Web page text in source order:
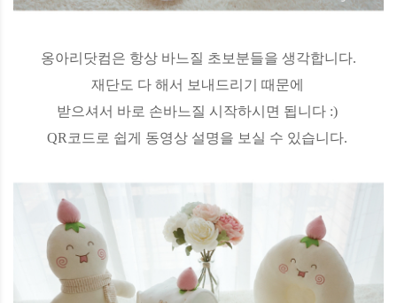
옹아리닷컴은 항상 바느질 초보분들을 생각합니다.
재단도 다 해서 보내드리기 때문에
받으셔서 바로 손바느질 시작하시면 됩니다 :)
QR코드로 쉽게 동영상 설명을 보실 수 있습니다.